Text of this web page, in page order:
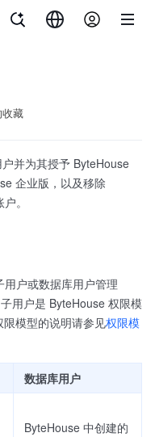
收藏
并为其授予 ByteHouse
企业版，以及移除
。
户或数据库用户管理
用户是 ByteHouse 权限模
模型的说明请参见权限模
数据库用户
ByteHouse 中创建的